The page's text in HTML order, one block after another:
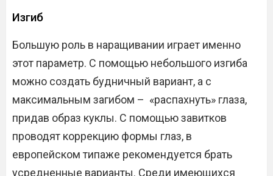
Изгиб
Большую роль в наращивании играет именно
этот параметр. С помощью небольшого изгиба
можно создать будничный вариант, а с
максимальным загибом – «распахнуть» глаза,
придав образ куклы. С помощью завитков
проводят коррекцию формы глаз, в
европейском типаже рекомендуется брать
усредненные варианты. Среди имеющихся